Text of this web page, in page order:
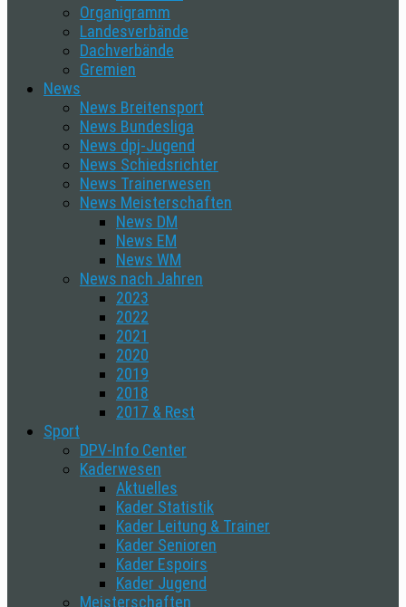
Organigramm
Landesverbände
Dachverbände
Gremien
News
News Breitensport
News Bundesliga
News dpj-Jugend
News Schiedsrichter
News Trainerwesen
News Meisterschaften
News DM
News EM
News WM
News nach Jahren
2023
2022
2021
2020
2019
2018
2017 & Rest
Sport
DPV-Info Center
Kaderwesen
Aktuelles
Kader Statistik
Kader Leitung & Trainer
Kader Senioren
Kader Espoirs
Kader Jugend
Meisterschaften